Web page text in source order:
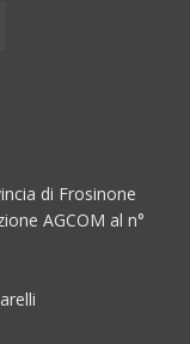
di Frosinone
AGCOM al n°